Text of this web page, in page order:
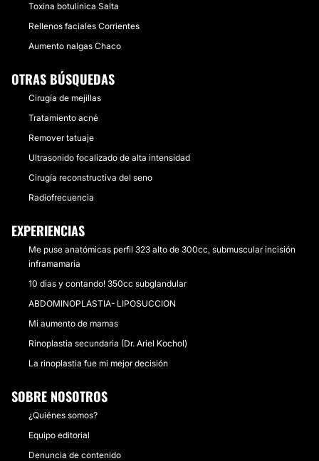
Toxina botulinica Salta
Rellenos faciales Corrientes
Aumento nalgas Chaco
OTRAS BÚSQUEDAS
Cirugía de mejillas
Tratamiento acné
Remover tatuaje
Ultrasonido focalizado de alta intensidad
Cirugía reconstructiva del seno
Radiofrecuencia
EXPERIENCIAS
Me puse anatómicas perfil 323 alto de 300cc, submuscular incisión
inframamaria
10 dias y contando! 350cc subglandular
ABDOMINOPLASTIA- LIPOSUCCION
Mi aumento de mamas
Rinoplastia secundaria (Dr. Ariel Kochol)
La rinoplastia fue mi mejor decisión
SOBRE NOSOTROS
¿Quiénes somos?
Equipo editorial
Denuncia de contenido